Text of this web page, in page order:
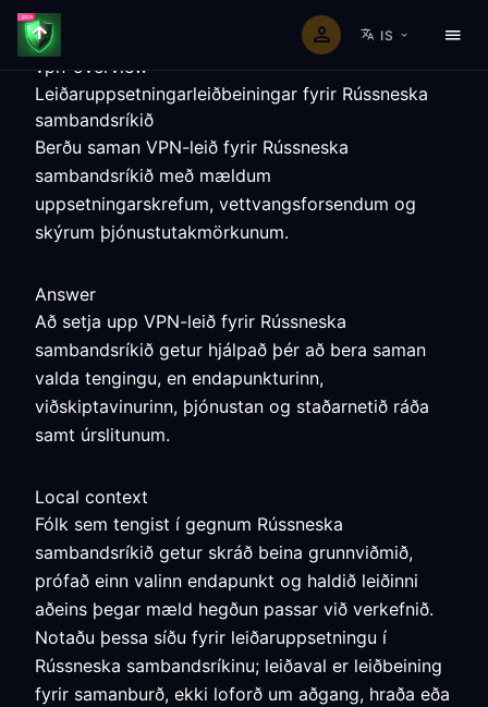
IS
vpn-overview
Leiðaruppsetningarleiðbeiningar fyrir Rússneska
sambandsríkið
Berðu saman VPN-leið fyrir Rússneska
sambandsríkið með mældum
uppsetningarskrefum, vettvangsforsendum og
skýrum þjónustutakmörkunum.
Answer
Að setja upp VPN-leið fyrir Rússneska
sambandsríkið getur hjálpað þér að bera saman
valda tengingu, en endapunkturinn,
viðskiptavinurinn, þjónustan og staðarnetið ráða
samt úrslitunum.
Local context
Fólk sem tengist í gegnum Rússneska
sambandsríkið getur skráð beina grunnviðmið,
prófað einn valinn endapunkt og haldið leiðinni
aðeins þegar mæld hegðun passar við verkefnið.
Notaðu þessa síðu fyrir leiðaruppsetningu í
Rússneska sambandsríkinu; leiðaval er leiðbeining
fyrir samanburð, ekki loforð um aðgang, hraða eða